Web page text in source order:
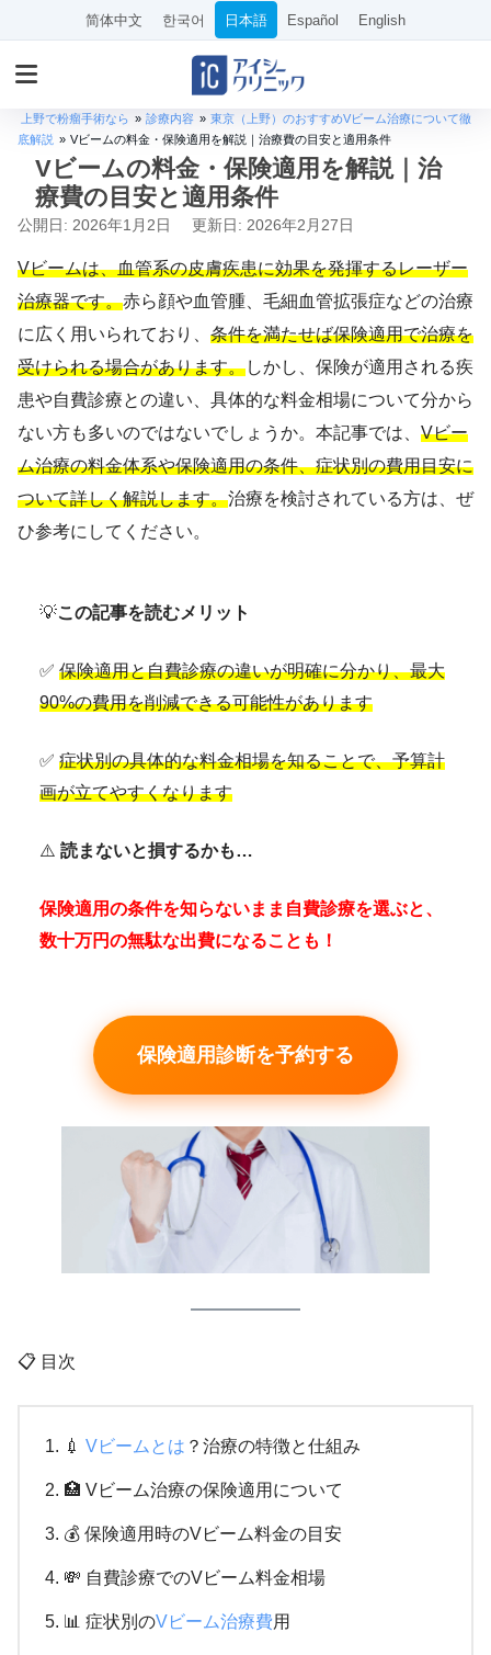
简体中文 한국어 日本語 Español English
上野で粉瘤手術なら » 診療内容 » 東京（上野）のおすすめVビーム治療について徹
底解説 » Vビームの料金・保険適用を解説｜治療費の目安と適用条件
Vビームの料金・保険適用を解説｜治
療費の目安と適用条件
公開日: 2026年1月2日 更新日: 2026年2月27日
Vビームは、血管系の皮膚疾患に効果を発揮するレーザー
治療器です。赤ら顔や血管腫、毛細血管拡張症などの治療
に広く用いられており、 条件を満たせば保険適用で治療を
受けられる場合があります。しかし、保険が適用される疾
患や自費診療との違い、具体的な料金相場について分から
ない方も多いのではないでしょうか。本記事では、 Vビー
ム治療の料金体系や保険適用の条件、症状別の費用目安に
ついて詳しく解説します。治療を検討されている方は、ぜ
ひ参考にしてください。
💡この記事を読むメリット
✅ 保険適用と自費診療の違いが明確に分かり、最大
90%の費用を削減できる可能性があります
✅ 症状別の具体的な料金相場を知ることで、予算計
画が立てやすくなります
⚠️ 読まないと損するかも…
保険適用の条件を知らないまま自費診療を選ぶと、
数十万円の無駄な出費になることも！
保険適用診断を予約する
📋 目次
💉 Vビームとは ？治療の特徴と仕組み
🏥 Vビーム治療の保険適用について
💰 保険適用時のVビーム料金の目安
💸 自費診療でのVビーム料金相場
📊 症状別のVビーム治療費用